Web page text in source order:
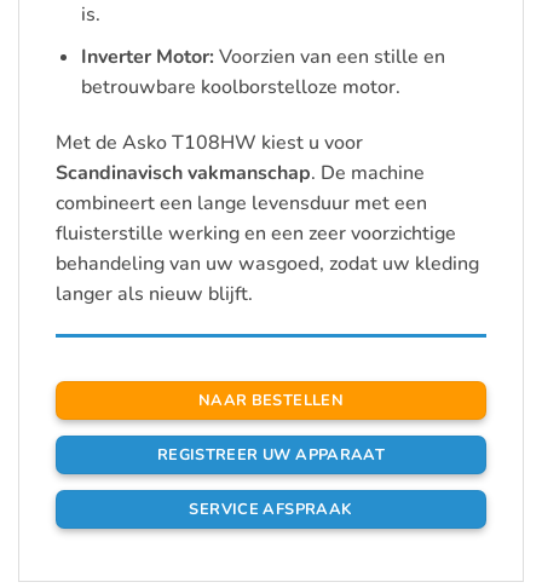
is.
Inverter Motor: Voorzien van een stille en
betrouwbare koolborstelloze motor.
Met de Asko T108HW kiest u voor
Scandinavisch vakmanschap. De machine
combineert een lange levensduur met een
fluisterstille werking en een zeer voorzichtige
behandeling van uw wasgoed, zodat uw kleding
langer als nieuw blijft.
NAAR BESTELLEN
REGISTREER UW APPARAAT
SERVICE AFSPRAAK